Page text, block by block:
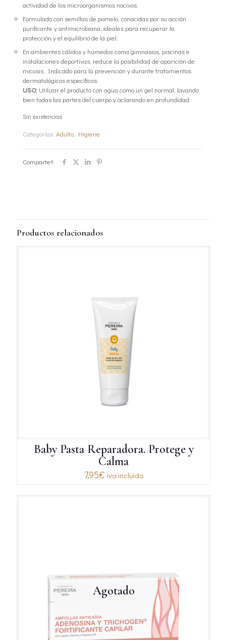
actividad de los microorganismos nocivos.
Formulado con semillas de pomelo, conocidas por su acción
purificante y antimicrobiana, ideales para recuperar la
protección y el equilibrio de la piel.
En ambientes cálidos y húmedos como gimnasios, piscinas e
instalaciones deportivas, reduce la posibilidad de aparición de
micosis. Indicado para la prevención y durante tratamientos
dermatológicos específicos.
USO: Utilizar el producto con agua como un gel normal, lavando
bien todas las partes del cuerpo y aclarando en profundidad.
Sin existencias
Categorías: Adulto Higiene
Comparte!!
Productos relacionados
Baby Pasta Reparadora. Protege y
Calma
7,95€ iva incluido
Agotado